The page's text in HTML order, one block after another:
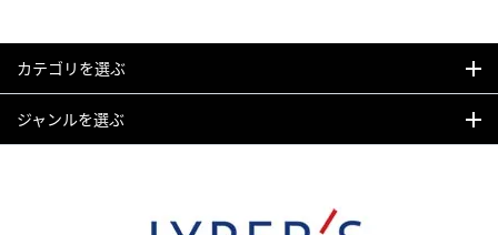
カテゴリを選ぶ
ジャンルを選ぶ